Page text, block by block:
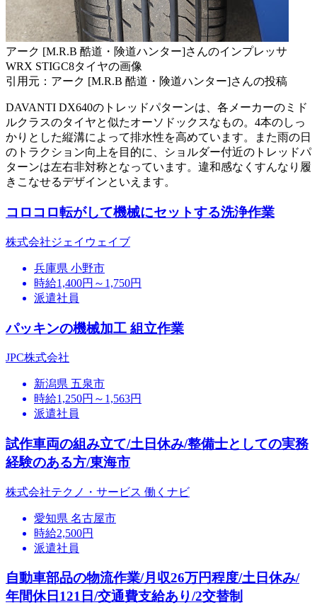
アーク [M.R.B 酷道・険道ハンター]さんのインプレッサ
WRX STIGC8タイヤの画像
引用元：アーク [M.R.B 酷道・険道ハンター]さんの投稿
DAVANTI DX640のトレッドパターンは、各メーカーのミド
ルクラスのタイヤと似たオーソドックスなもの。4本のしっ
かりとした縦溝によって排水性を高めています。また雨の日
のトラクション向上を目的に、ショルダー付近のトレッドパ
ターンは左右非対称となっています。違和感なくすんなり履
きこなせるデザインといえます。
コロコロ転がして機械にセットする洗浄作業
株式会社ジェイウェイブ
兵庫県 小野市
時給1,400円～1,750円
派遣社員
パッキンの機械加工 組立作業
JPC株式会社
新潟県 五泉市
時給1,250円～1,563円
派遣社員
試作車両の組み立て/土日休み/整備士としての実務
経験のある方/東海市
株式会社テクノ・サービス 働くナビ
愛知県 名古屋市
時給2,500円
派遣社員
自動車部品の物流作業/月収26万円程度/土日休み/
年間休日121日/交通費支給あり/2交替制